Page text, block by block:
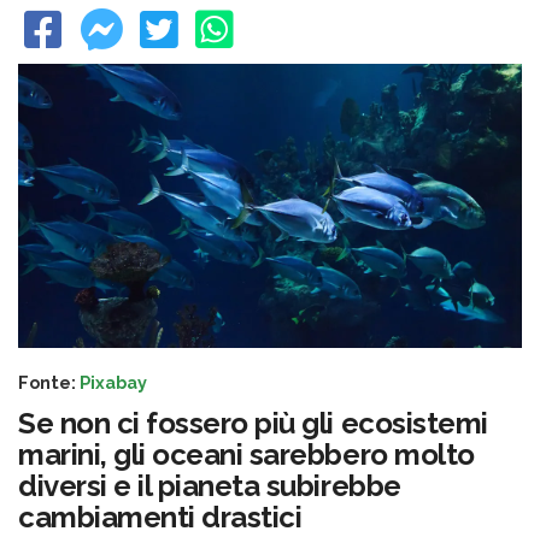
Fonte: Pixabay
Se non ci fossero più gli ecosistemi
marini, gli oceani sarebbero molto
diversi e il pianeta subirebbe
cambiamenti drastici